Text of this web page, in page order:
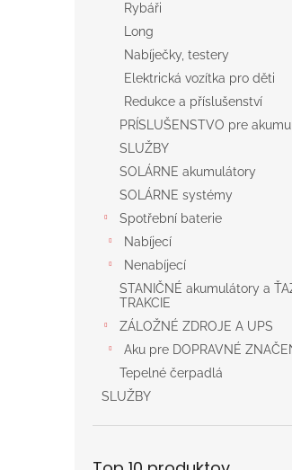
Rybáři
Long
Nabíječky, testery
Elektrická vozítka pro děti
Redukce a příslušenství
PRÍSLUŠENSTVO pre
SLUŽBY
SOLÁRNE akumulátory
SOLÁRNE systémy
Spotřební baterie
Nabíjecí
Nenabíjecí
STANIČNÉ akumulátory a
TRAKCIE
ZÁLOŽNÉ ZDROJE A UPS
Aku pre DOPRAVNÉ
Tepelné čerpadlá
SLUŽBY